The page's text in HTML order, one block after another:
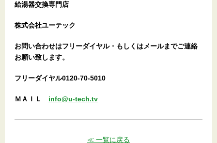
給湯器交換専門店
株式会社ユーテック
お問い合わせはフリーダイヤル・もしくはメールまでご連絡
お願い致します。
フリーダイヤル0120-70-5010
ＭＡＩＬ info@u-tech.tv
≪ 一覧に戻る